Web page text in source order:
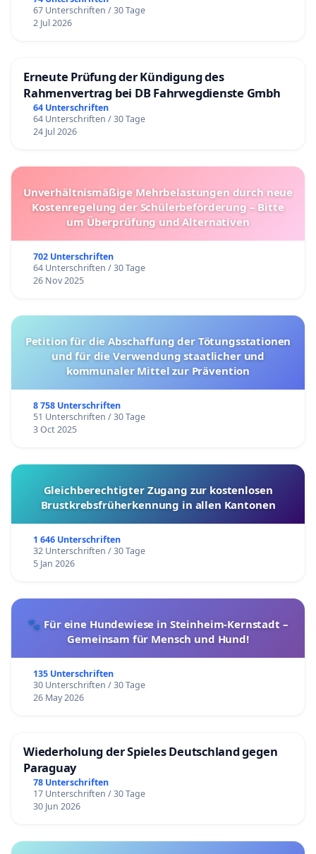
67 Unterschriften / 30 Tage
2 Jul 2026
Erneute Prüfung der Kündigung des
Rahmenvertrag bei DB Fahrwegdienste Gmbh
64 Unterschriften
64 Unterschriften / 30 Tage
24 Jul 2026
Unverhältnismäßige Mehrbelastungen durch neue
Kostenregelung der Schülerbeförderung – Bitte
um Überprüfung und Alternativen
702 Unterschriften
64 Unterschriften / 30 Tage
26 Nov 2025
Petition für die Abschaffung der Tötungsstationen
und für die Verwendung staatlicher und
kommunaler Mittel zur Prävention
8 758 Unterschriften
51 Unterschriften / 30 Tage
3 Oct 2025
Gleichberechtigter Zugang zur kostenlosen
Brustkrebsfrüherkennung in allen Kantonen
1 646 Unterschriften
32 Unterschriften / 30 Tage
5 Jan 2026
🐾 Für eine Hundewiese in Steinheim-Kernstadt –
Gemeinsam für Mensch und Hund!
135 Unterschriften
30 Unterschriften / 30 Tage
26 May 2026
Wiederholung der Spieles Deutschland gegen
Paraguay
78 Unterschriften
17 Unterschriften / 30 Tage
30 Jun 2026